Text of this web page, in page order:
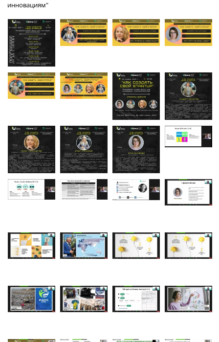
инновациям"